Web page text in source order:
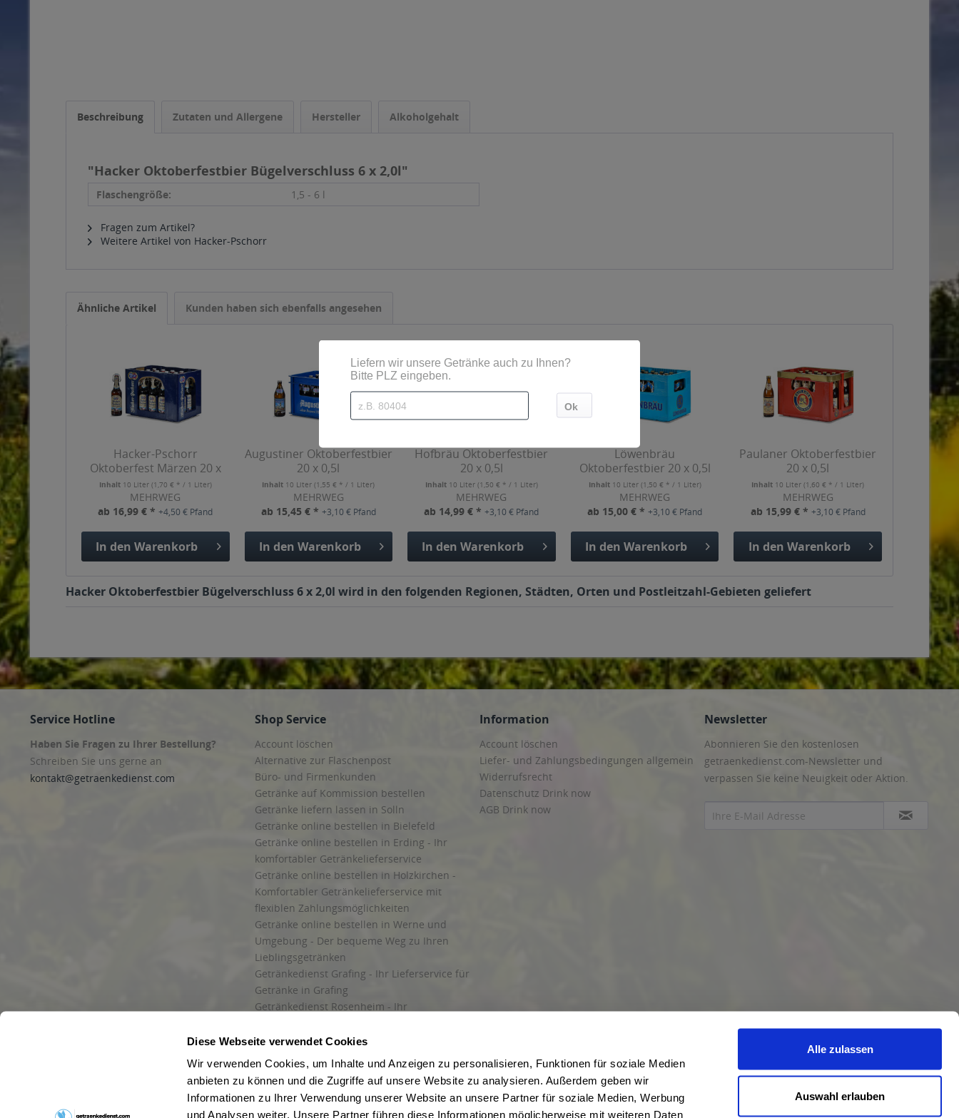
Diese Webseite verwendet Cookies
Wir verwenden Cookies, um Inhalte und Anzeigen zu personalisieren, Funktionen für soziale Medien
anbieten zu können und die Zugriffe auf unsere Website zu analysieren. Außerdem geben wir
Informationen zu Ihrer Verwendung unserer Website an unsere Partner für soziale Medien, Werbung
und Analysen weiter. Unsere Partner führen diese Informationen möglicherweise mit weiteren Daten
Alle zulassen
Auswahl erlauben
Beschreibung Zutaten und Allergene Hersteller Alkoholgehalt
"Hacker Oktoberfestbier Bügelverschluss 6 x 2,0l"
Flaschengröße: 1,5 - 6 l
Fragen zum Artikel?
Weitere Artikel von Hacker-Pschorr
Ähnliche Artikel Kunden haben sich ebenfalls angesehen
Hacker-Pschorr
Oktoberfest Märzen 20 x
0,5l
Inhalt 10 Liter (1,70 € * / 1 Liter)
MEHRWEG
ab 16,99 € *+4,50 € Pfand
In den Warenkorb
Augustiner Oktoberfestbier
20 x 0,5l
Inhalt 10 Liter(1,55 € * / 1 Liter)
MEHRWEG
ab 15,45 € * +3,10 € Pfand
In den Warenkorb
Hofbräu Oktoberfestbier
20 x 0,5l
Inhalt 10 Liter (1,50 € * / 1 Liter)
MEHRWEG
ab 14,99 € *+3,10 € Pfand
In den Warenkorb
Löwenbräu
Oktoberfestbier 20 x 0,5l
Inhalt 10 Liter (1,50 € * / 1 Liter)
MEHRWEG
ab 15,00 € *+3,10 € Pfand
In den Warenkorb
Paulaner Oktoberfestbier
20 x 0,5l
Inhalt 10 Liter(1,60 € * / 1 Liter)
MEHRWEG
ab 15,99 € * +3,10 € Pfand
In den Warenkorb
Hacker Oktoberfestbier Bügelverschluss 6 x 2,0l wird in den folgenden Regionen, Städten, Orten und Postleitzahl-Gebieten geliefert
Service Hotline
Haben Sie Fragen zu Ihrer Bestellung?
Schreiben Sie uns gerne an
kontakt@getraenkedienst.com
Shop Service
Account löschen
Alternative zur Flaschenpost
Büro- und Firmenkunden
Getränke auf Kommission bestellen
Getränke liefern lassen in Solln
Getränke online bestellen in Bielefeld
Getränke online bestellen in Erding - Ihr
komfortabler Getränkelieferservice
Getränke online bestellen in Holzkirchen -
Komfortabler Getränkelieferservice mit
flexiblen Zahlungsmöglichkeiten
Getränke online bestellen in Werne und
Umgebung - Der bequeme Weg zu Ihren
Lieblingsgetränken
Getränkedienst Grafing - Ihr Lieferservice für
Getränke in Grafing
Getränkedienst Rosenheim - Ihr
und Umgebung
Liefergebiet
Lieferservice für Getränke
Wir liefern Getränke
Information
Account löschen
Liefer- und Zahlungsbedingungen allgemein
Widerrufsrecht
Datenschutz Drink now
AGB Drink now
Newsletter
Abonnieren Sie den kostenlosen
getraenkedienst.com-Newsletter und
verpassen Sie keine Neuigkeit oder Aktion.